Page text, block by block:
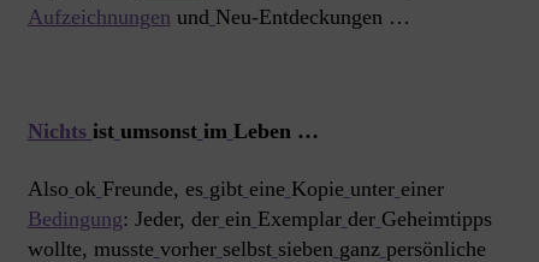
Aufzeichnungen und Neu-Entdeckungen …
Nichts ist umsonst im Leben …
Also ok Freunde, es gibt eine Kopie unter einer
Bedingung: Jeder, der ein Exemplar der Geheimtipps
wollte, musste vorher selbst sieben ganz persönliche